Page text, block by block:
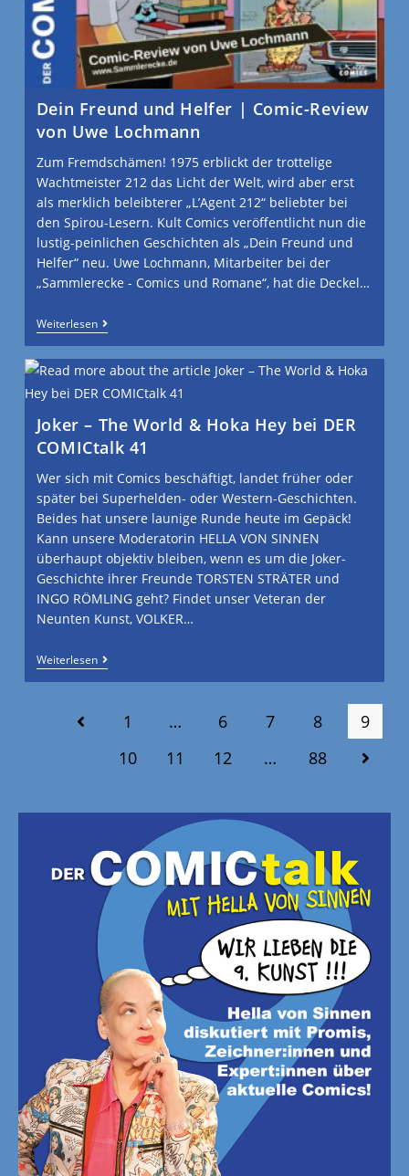
Dein Freund und Helfer | Comic-Review
von Uwe Lochmann
Zum Fremdschämen! 1975 erblickt der trottelige
Wachtmeister 212 das Licht der Welt, wird aber erst
als merklich beleibterer „L’Agent 212“ beliebter bei
den Spirou-Lesern. Kult Comics veröffentlicht nun die
lustig-peinlichen Geschichten als „Dein Freund und
Helfer“ neu. Uwe Lochmann, Mitarbeiter bei der
„Sammlerecke - Comics und Romane“, hat die Deckel…
Weiterlesen
Joker – The World & Hoka Hey bei DER
COMICtalk 41
Wer sich mit Comics beschäftigt, landet früher oder
später bei Superhelden- oder Western-Geschichten.
Beides hat unsere launige Runde heute im Gepäck!
Kann unsere Moderatorin HELLA VON SINNEN
überhaupt objektiv bleiben, wenn es um die Joker-
Geschichte ihrer Freunde TORSTEN STRÄTER und
INGO RÖMLING geht? Findet unser Veteran der
Neunten Kunst, VOLKER…
Weiterlesen
1 … 6 7 8
9
10
11 12 … 88